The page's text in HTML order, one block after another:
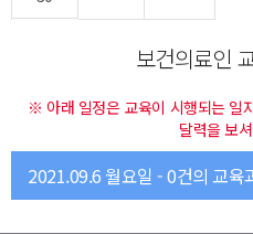
보건의료인
※ 아래 일정은 교육이 시행되는 일
달력을 보
2021.09.6 월요일 - 0건의 교육